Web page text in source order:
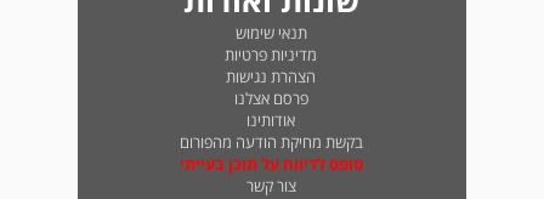
תנאי שימוש
מדיניות פרטיות
הצהרת נגישות
פרסם אצלנו
אודותינו
בקשת מחיקת הודעה מהפורום
טופס לדיווח על תוכן בעייתי
צור קשר